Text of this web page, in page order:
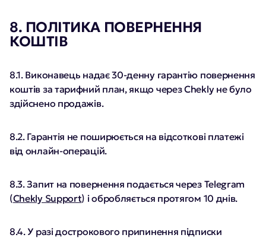
8. ПОЛІТИКА ПОВЕРНЕННЯ
КОШТІВ
8.1. Виконавець надає 30-денну гарантію повернення
коштів за тарифний план, якщо через Chekly не було
здійснено продажів.
8.2. Гарантія не поширюється на відсоткові платежі
від онлайн-операцій.
8.3. Запит на повернення подається через Telegram
(Chekly Support) і обробляється протягом 10 днів.
8.4. У разі дострокового припинення підписки